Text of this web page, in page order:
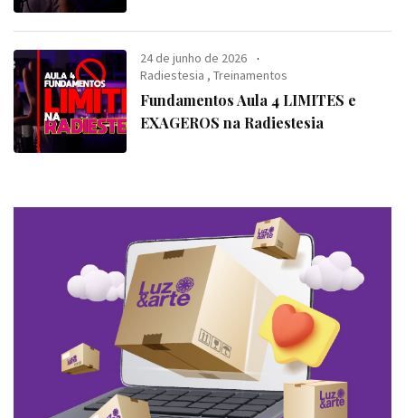
24 de junho de 2026
Radiestesia ,Treinamentos
Fundamentos Aula 4 LIMITES e
EXAGEROS na Radiestesia